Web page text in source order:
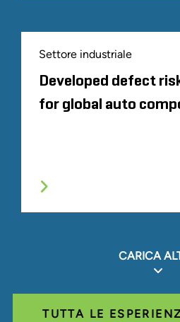
Settore industriale
Developed defect
for global auto
CARICA
TUTTA LE